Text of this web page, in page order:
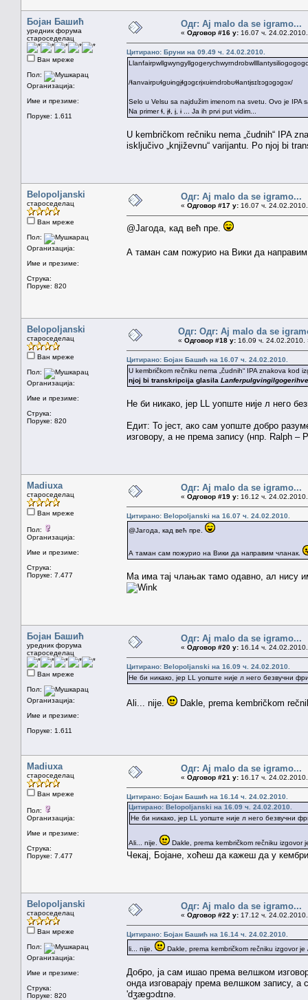
Бојан Башић
уредник форума
староседелац
Ван мреже
Пол:
Организација:
Име и презиме:
Поруке: 1.611
Одг: Aj malo da se igramo...
« Одговор #16 у: 16.07 ч.
Цитирано: Бруни на 09.49 ч. 24.02.2010.
/ɬanvairpʊɬgʊɨngɨ̞ɬgɔgɛrɨ̞xʊɨrndrɔbʊɬɬantɨ̞sɪlɪɔgɔgɔgɔx/
Selo u Velsu sa najdužim imenom na svetu. Ovo je IPA
Na primer ɬ, ɨ̞ɬ, ɨ̞, ɨ ... Ja ih prvi put vidim...
U kembričkom rečniku nema „čudnih“ IPA
isključivo „književnu“ varijantu. Po njoj bi
Belopoljanski
староседелац
Ван мреже
Пол:
Организација:
Име и презиме:
Струка:
Поруке: 820
Одг: Aj malo da se igramo...
« Одговор #17 у: 16.07 ч.
@Јагода, кад већ пре.
А таман сам пожурио на Вики да
Belopoljanski
староседелац
Ван мреже
Пол:
Организација:
Име и презиме:
Струка:
Поруке: 820
Одг: Одг: Aj malo da se
« Одговор #18 у: 16.09 ч. 24.02.2010.
Цитирано: Бојан Башић на 16.07 ч. 24.02.2010.
U kembričkom rečniku nema „čudnih“ IPA znakova kod
njoj bi transkripcija glasila
Не би никако, јер LL уопште није л него
Едит: То јест, ако сам уопште добро
изговору, а не према запису (нпр. Ralph –
Madiuxa
староседелац
Ван мреже
Пол:
Организација:
Име и презиме:
Струка:
Поруке: 7.477
Одг: Aj malo da se igramo...
« Одговор #19 у: 16.12 ч.
Цитирано: Belopoljanski на 16.07 ч. 24.02.2010.
@Јагода, кад већ пре.
А таман сам пожурио на Вики да направим чланак.
Ма има тај члањак тамо одавно, ал нису
Бојан Башић
уредник форума
староседелац
Ван мреже
Пол:
Организација:
Име и презиме:
Поруке: 1.611
Одг: Aj malo da se igramo...
« Одговор #20 у: 16.14 ч.
Цитирано: Belopoljanski на 16.09 ч. 24.02.2010.
Не би никако, јер LL уопште није л него безвучни
Ali... nije. Dakle, prema kembričkom
Madiuxa
староседелац
Ван мреже
Пол:
Организација:
Име и презиме:
Струка:
Поруке: 7.477
Одг: Aj malo da se igramo...
« Одговор #21 у: 16.17 ч.
Цитирано: Бојан Башић на 16.14 ч. 24.02.2010.
Цитирано: Belopoljanski на 16.09 ч. 24.02.2010.
Не би никако, јер LL уопште није л него безвучни
Ali... nije. Dakle, prema kembričkom rečniku izgovor
Чекај, Бојане, хоћеш да кажеш да у
Belopoljanski
староседелац
Ван мреже
Пол:
Организација:
Име и презиме:
Струка:
Поруке: 820
Одг: Aj malo da se igramo...
« Одговор #22 у: 17.12 ч.
Цитирано: Бојан Башић на 16.14 ч. 24.02.2010.
li... nije.
Dakle, prema kembričkom rečniku izgovor
Добро, ја сам ишао према велшком
онда изговарају према велшком запису, а
'dʒæɡɔdɪnə.